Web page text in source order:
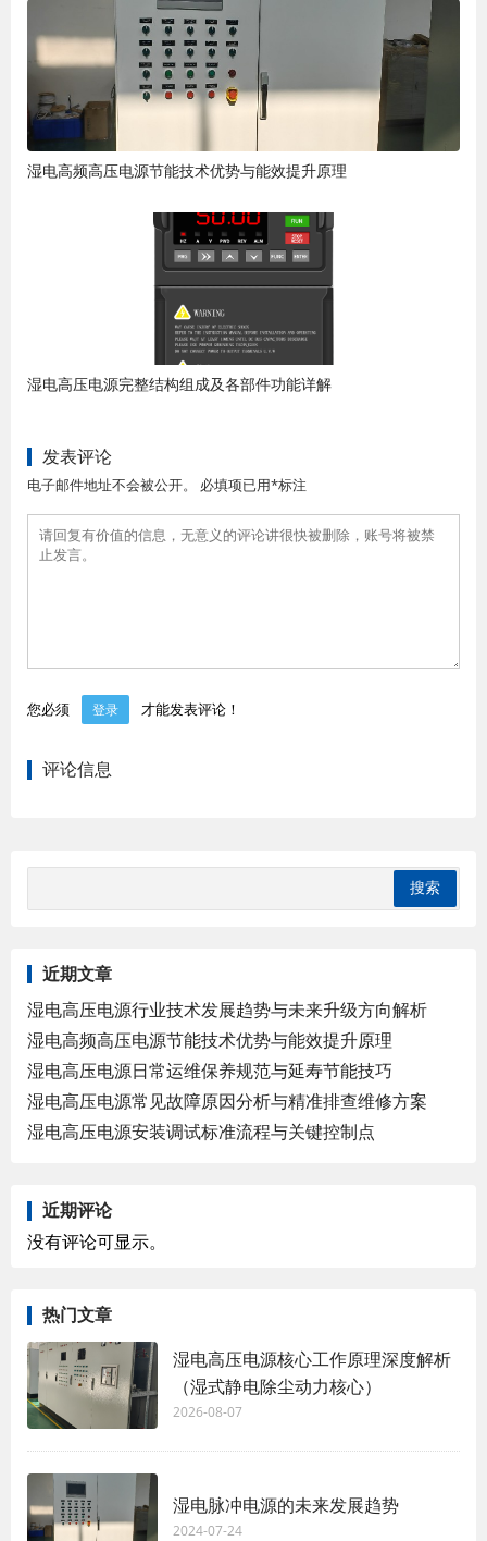
湿电高频高压电源节能技术优势与能效提升原理
湿电高压电源完整结构组成及各部件功能详解
发表评论
电子邮件地址不会被公开。 必填项已用*标注
您必须 登录 才能发表评论！
评论信息
近期文章
湿电高压电源行业技术发展趋势与未来升级方向解析
湿电高频高压电源节能技术优势与能效提升原理
湿电高压电源日常运维保养规范与延寿节能技巧
湿电高压电源常见故障原因分析与精准排查维修方案
湿电高压电源安装调试标准流程与关键控制点
近期评论
没有评论可显示。
热门文章
湿电高压电源核心工作原理深度解析
（湿式静电除尘动力核心）
2026-08-07
湿电脉冲电源的未来发展趋势
2024-07-24